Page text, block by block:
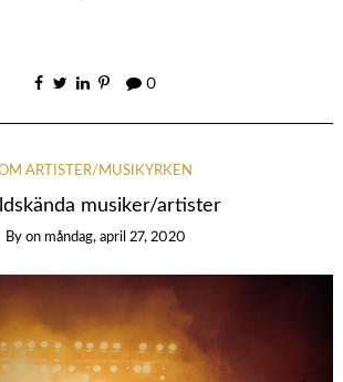
0
ARTISTER/MUSIKYRKEN
musiker/artister
By on måndag, april 27, 2020